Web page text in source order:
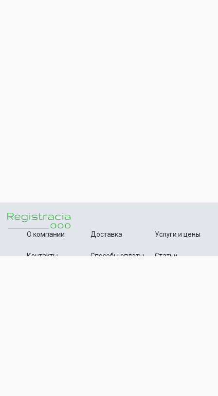
О компании
Контакты
Доставка
Способы оплаты
Услуги и цены
Статьи